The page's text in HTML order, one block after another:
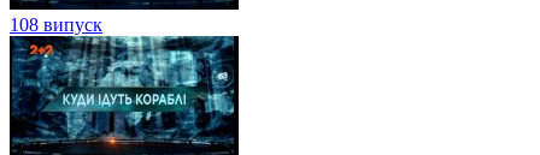
108 випуск